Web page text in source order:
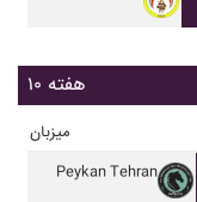
هفته ۱۰
میزبان
Peykan Tehran